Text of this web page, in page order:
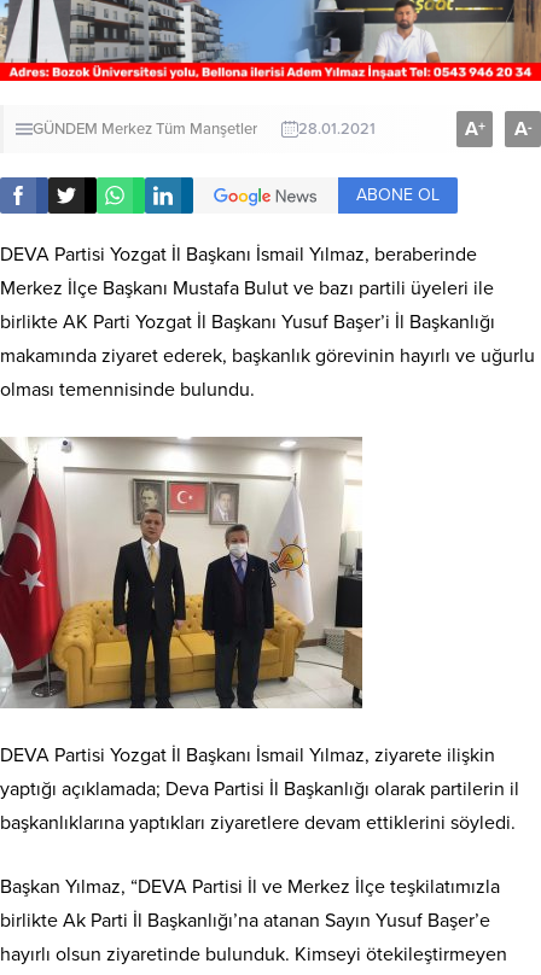
GÜNDEM MerkezTüm Manşetler 28.01.2021 A+ A-
ABONE OL
DEVA Partisi Yozgat İl Başkanı İsmail Yılmaz, beraberinde
Merkez İlçe Başkanı Mustafa Bulut ve bazı partili üyeleri ile
birlikte AK Parti Yozgat İl Başkanı Yusuf Başer’i İl Başkanlığı
makamında ziyaret ederek, başkanlık görevinin hayırlı ve uğurlu
olması temennisinde bulundu.
DEVA Partisi Yozgat İl Başkanı İsmail Yılmaz, ziyarete ilişkin
yaptığı açıklamada; Deva Partisi İl Başkanlığı olarak partilerin il
başkanlıklarına yaptıkları ziyaretlere devam ettiklerini söyledi.
Başkan Yılmaz, “DEVA Partisi İl ve Merkez İlçe teşkilatımızla
birlikte Ak Parti İl Başkanlığı’na atanan Sayın Yusuf Başer’e
hayırlı olsun ziyaretinde bulunduk. Kimseyi ötekileştirmeyen